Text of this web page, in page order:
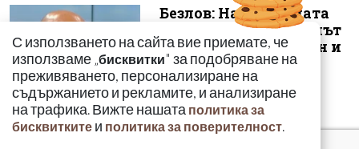
Безлов: Най-голямата
опасност е фентанилът
да се смесва с кокаин и
„би...
С използването на сайта вие приемате, че
използваме „бисквитки" за подобряване на
преживяването, персонализиране на
съдържанието и рекламите, и анализиране
на трафика. Вижте нашата политика за
бисквитките и политика за поверителност.